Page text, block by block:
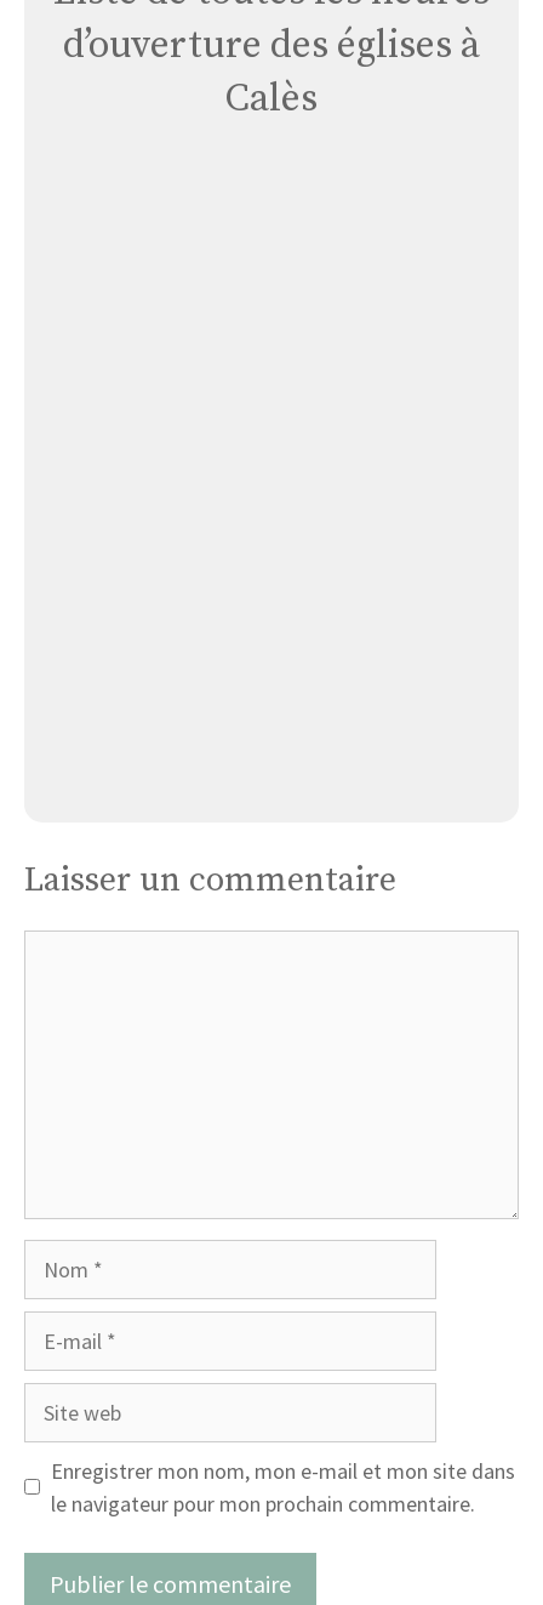
d’ouverture des églises à
Calès
Laisser un commentaire
Site
Enregistrer mon nom, mon e-mail et mon site dans
le navigateur pour mon prochain commentaire.